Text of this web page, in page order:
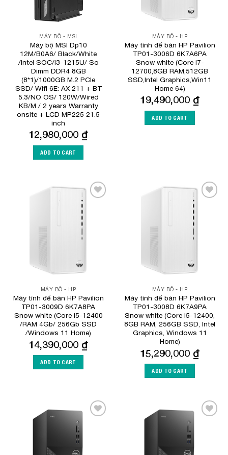
MÁY BỘ - MSI
Máy bộ MSI Dp10
12M/B0A6/ Black/White
/Intel SOC/i3-1215U/ So
Dimm DDR4 8GB
(8*1)/1000GB M.2 PCIe
SSD/ Wifi 6E: AX 211 + BT
5.3/NO OS/ 120W/Wired
KB/M / 2 years Warranty
onsite + LCD MP225 21.5
inch
12,980,000 ₫
ADD TO CART
MÁY BỘ - HP
Máy tính để bàn HP Pavilion
TP01-3006D 6K7A6PA
Snow white (Core i7-
12700,8GB RAM,512GB
SSD,Intel Graphics,Win11
Home 64)
19,490,000 ₫
ADD TO CART
Wishlist
MÁY BỘ - HP
Máy tính để bàn HP Pavilion
TP01-3009D 6K7A8PA
Snow white (Core i5-12400
/RAM 4Gb/ 256Gb SSD
/Windows 11 Home)
14,390,000 ₫
ADD TO CART
Wishlist
MÁY BỘ - HP
Máy tính để bàn HP Pavilion
TP01-3008D 6K7A9PA
Snow white (Core i5-12400,
8GB RAM, 256GB SSD, Intel
Graphics, Windows 11
Home)
15,290,000 ₫
ADD TO CART